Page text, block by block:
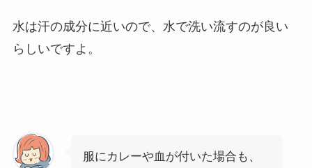
水は汗の成分に近いので、水で洗い流すのが良い
らしいですよ。
服にカレーや血が付いた場合も、